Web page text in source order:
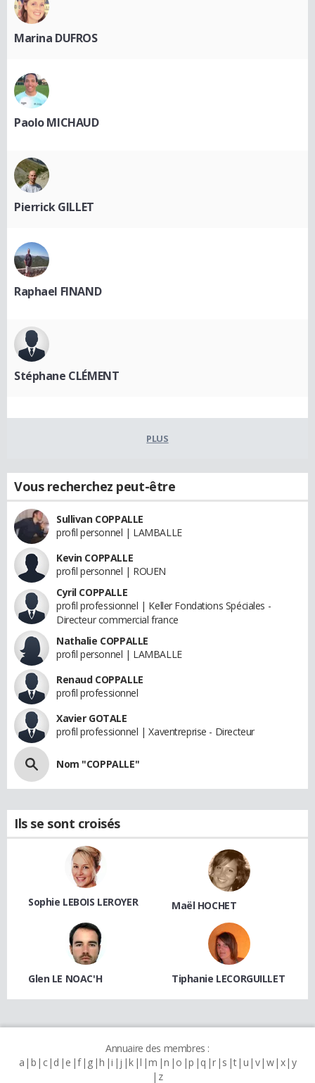
Marina DUFROS
Paolo MICHAUD
Pierrick GILLET
Raphael FINAND
Stéphane CLÉMENT
PLUS
Vous recherchez peut-être
Sullivan COPPALLE
profil personnel | LAMBALLE
Kevin COPPALLE
profil personnel | ROUEN
Cyril COPPALLE
profil professionnel | Keller Fondations Spéciales -
Directeur commercial france
Nathalie COPPALLE
profil personnel | LAMBALLE
Renaud COPPALLE
profil professionnel
Xavier GOTALE
profil professionnel | Xaventreprise - Directeur
Nom "COPPALLE"
Ils se sont croisés
Sophie LEBOIS LEROYER Maël HOCHET
Glen LE NOAC'H Tiphanie LECORGUILLET
Annuaire des membres :
a b c d e f g h i j k l m n o p q r s t u v w x y
z